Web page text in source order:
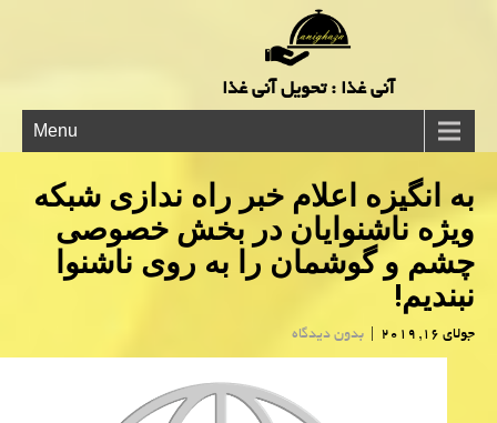
آنی غذا : تحویل آنی غذا
Menu
به انگیزه اعلام خبر راه ندازی شبكه
ویژه ناشنوایان در بخش خصوصی
چشم و گوشمان را به روی ناشنوا
نبندیم!
جولای 16, 2019 | بدون دیدگاه